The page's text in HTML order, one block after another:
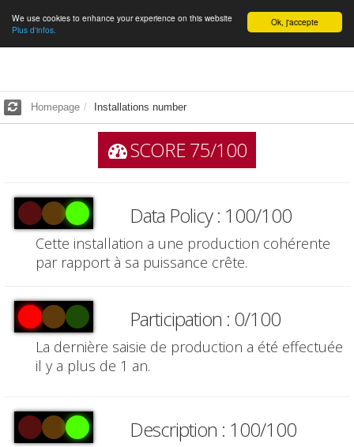
English Ok, j'accepte
We use cookies to enhance your experience on this website
Plus d'infos.
Homepage Installations number
SCORE 75/100
Data Policy : 100/100
Cette installation a une production cohérente
par rapport à sa puissance crête.
Participation : 0/100
La dernière saisie de production a été effectuée
il y a plus de 1 an.
Description : 100/100